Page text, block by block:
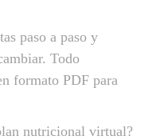
paso a paso y
Todo
formato PDF para
nutricional virtual?